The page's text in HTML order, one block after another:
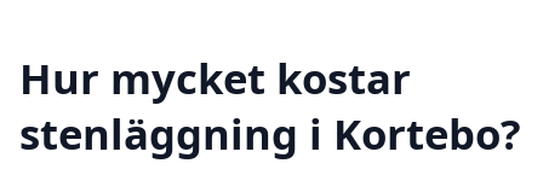
Hur mycket kostar
stenläggning i Kortebo?